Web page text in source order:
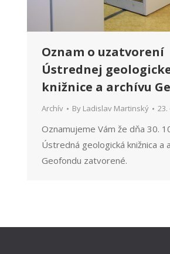
Oznam o uzatvorení
Ústrednej
knižnice a archívu
Archív By Ladislav Martinský
Oznamujeme Vám že dňa 30.
Ústredná geologická knižnica a
Geofondu zatvorené.